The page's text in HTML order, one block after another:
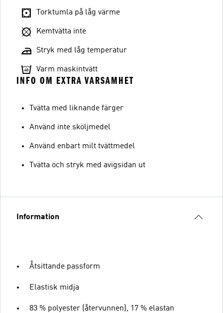
Torktumla på låg värme
Kemtvätta inte
Stryk med låg temperatur
Varm maskintvätt
INFO OM EXTRA VARSAMHET
Tvätta med liknande färger
Använd inte sköljmedel
Använd enbart milt tvättmedel
Tvätta och stryk med avigsidan ut
Information
Åtsittande passform
Elastisk midja
83 % polyester (återvunnen), 17 % elastan